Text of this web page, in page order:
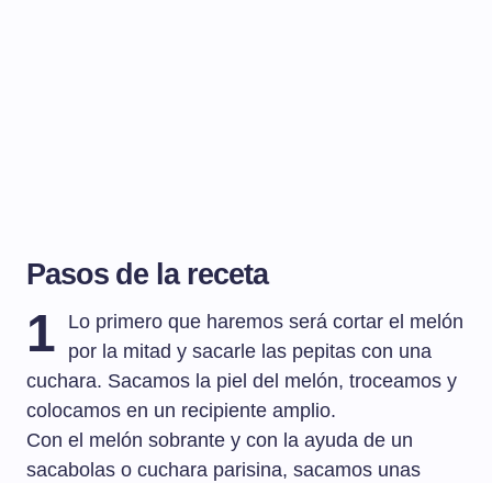
Pasos de la receta
1
Lo primero que haremos será cortar el melón
por la mitad y sacarle las pepitas con una
cuchara. Sacamos la piel del melón, troceamos y
colocamos en un recipiente amplio.
Con el melón sobrante y con la ayuda de un
sacabolas o cuchara parisina, sacamos unas